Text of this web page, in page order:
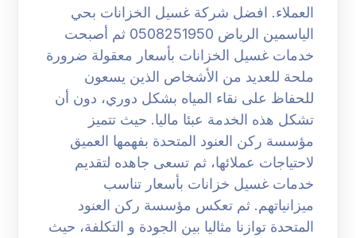
العملاء. افضل شركة غسيل الخزانات بحي
الياسمين الرياض 0508251950 ثم أصبحت
خدمات غسيل الخزانات بأسعار معقولة ضرورة
ملحة للعديد من الأشخاص الذين يسعون
للحفاظ على نقاء المياه بشكل دوري، دون أن
تشكل هذه الخدمة عبئا ماليا. حيث تتميز
مؤسسة ركن العنود المتحدة بفهمها العميق
لاحتياجات عملائها، ثم تسعى جاهده لتقديم
خدمات غسيل خزانات بأسعار تناسب
ميزانياتهم. ثم تعكس مؤسسة ركن العنود
المتحدة توازنا مثاليا بين الجودة و التكلفة، حيث